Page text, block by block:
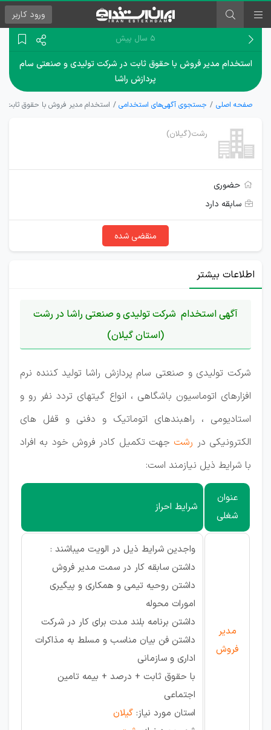
ورود کاربر
۵ سال پیش
استخدام مدیر فروش با حقوق ثابت در شرکت تولیدی و صنعتی سام
پردازش راشا
صفحه اصلی جستجوی آگهی‌های استخدامی استخدام مدیر فروش با حقوق ثابت
رشت(گیلان)
حضوری
سابقه دارد
منقضی شده
اطلاعات بیشتر
آگهی استخدام شرکت تولیدی و صنعتی راشا در رشت
(استان گیلان)
شرکت تولیدی و صنعتی سام پردازش راشا تولید کننده نرم
افزارهای اتوماسیون باشگاهی ، انواع گیتهای تردد نفر رو و
استادیومی ، راهبندهای اتوماتیک و دفنی و قفل های
الکترونیکی در رشت جهت تکمیل کادر فروش خود به افراد
با شرایط ذیل نیازمند است:
عنوان
شغلی
شرایط احراز
مدیر
فروش
واجدین شرایط ذیل در الویت میباشند :
داشتن سابقه کار در سمت مدیر فروش
داشتن روحیه تیمی و همکاری و پیگیری
امورات محوله
داشتن برنامه بلند مدت برای کار در شرکت
داشتن فن بیان مناسب و مسلط به مذاکرات
اداری و سازمانی
با حقوق ثابت + درصد + بیمه تامین
اجتماعی
استان مورد نیاز: گیلان